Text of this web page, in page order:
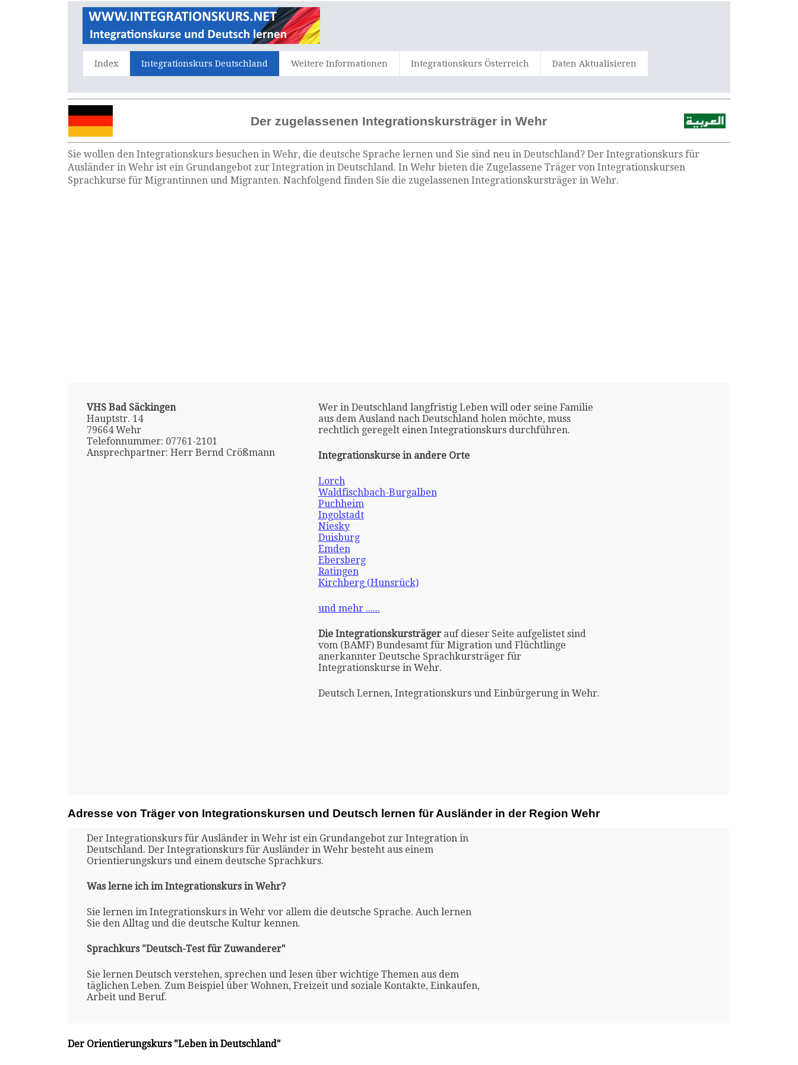
Index Integrationskurs Deutschland Weitere Informationen Integrationskurs Österreich Daten Aktualisieren
Der zugelassenen Integrationskursträger in Wehr
Sie wollen den Integrationskurs besuchen in Wehr, die deutsche Sprache lernen und Sie sind neu in Deutschland? Der Integrationskurs für
Ausländer in Wehr ist ein Grundangebot zur Integration in Deutschland. In Wehr bieten die Zugelassene Träger von Integrationskursen
Sprachkurse für Migrantinnen und Migranten. Nachfolgend finden Sie die zugelassenen Integrationskursträger in Wehr.
VHS Bad Säckingen
Hauptstr. 14
79664 Wehr
Telefonnummer: 07761-2101
Ansprechpartner: Herr Bernd Crößmann
Wer in Deutschland langfristig Leben will oder seine Familie
aus dem Ausland nach Deutschland holen möchte, muss
rechtlich geregelt einen Integrationskurs durchführen.
Integrationskurse in andere Orte
Lorch
Waldfischbach-Burgalben
Puchheim
Ingolstadt
Niesky
Duisburg
Emden
Ebersberg
Ratingen
Kirchberg (Hunsrück)
und mehr ......
Die Integrationskursträgerauf dieser Seite aufgelistet sind
vom (BAMF) Bundesamt für Migration und Flüchtlinge
anerkannter Deutsche Sprachkursträger für
Integrationskurse in Wehr.
Deutsch Lernen, Integrationskurs und Einbürgerung in Wehr.
Adresse von Träger von Integrationskursen und Deutsch lernen für Ausländer in der Region Wehr
Der Integrationskurs für Ausländer in Wehr ist ein Grundangebot zur Integration in
Deutschland. Der Integrationskurs für Ausländer in Wehr besteht aus einem
Orientierungskurs und einem deutsche Sprachkurs.
Was lerne ich im Integrationskurs in Wehr?
Sie lernen im Integrationskurs in Wehr vor allem die deutsche Sprache. Auch lernen
Sie den Alltag und die deutsche Kultur kennen.
Sprachkurs "Deutsch-Test für Zuwanderer"
Sie lernen Deutsch verstehen, sprechen und lesen über wichtige Themen aus dem
täglichen Leben. Zum Beispiel über Wohnen, Freizeit und soziale Kontakte, Einkaufen,
Arbeit und Beruf.
Der Orientierungskurs "Leben in Deutschland"